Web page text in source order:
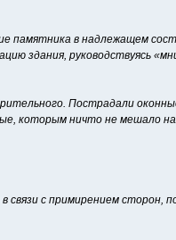
в надлежащем
здания, руководствуясь
Пострадали
которым ничто не мешало
с примирением сторон,